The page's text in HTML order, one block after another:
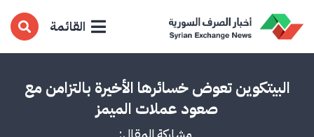
القائمة
البيتكوين تعوض خسائرها الأخيرة بالتزامن مع
صعود عملات الميمز